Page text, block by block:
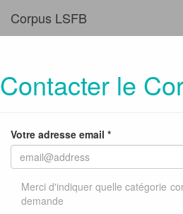
Corpus LSFB
Contacter le
Votre adresse email *
Merci d'indiquer quelle catégorie
demande